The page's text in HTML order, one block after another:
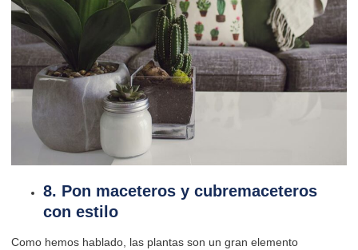
8. Pon maceteros y cubremaceteros
con estilo
Como hemos hablado, las plantas son un gran elemento